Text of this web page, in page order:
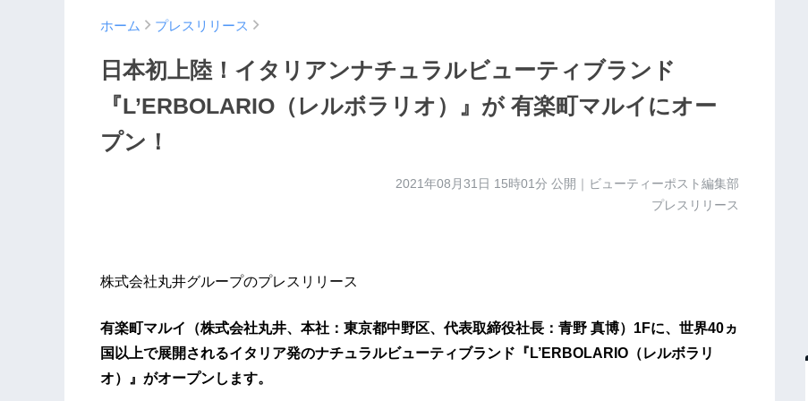
ホーム プレスリリース
日本初上陸！イタリアンナチュラルビューティブランド
『L’ERBOLARIO（レルボラリオ）』が 有楽町マルイにオー
プン！
2021年08月31日 15時01分 公開｜ビューティーポスト編集部
プレスリリース
株式会社丸井グループのプレスリリース
有楽町マルイ（株式会社丸井、本社：東京都中野区、代表取締役社長：青野 真博）1Fに、世界40ヵ
国以上で展開されるイタリア発のナチュラルビューティブランド『L’ERBOLARIO（レルボラリ
オ）』がオープンします。